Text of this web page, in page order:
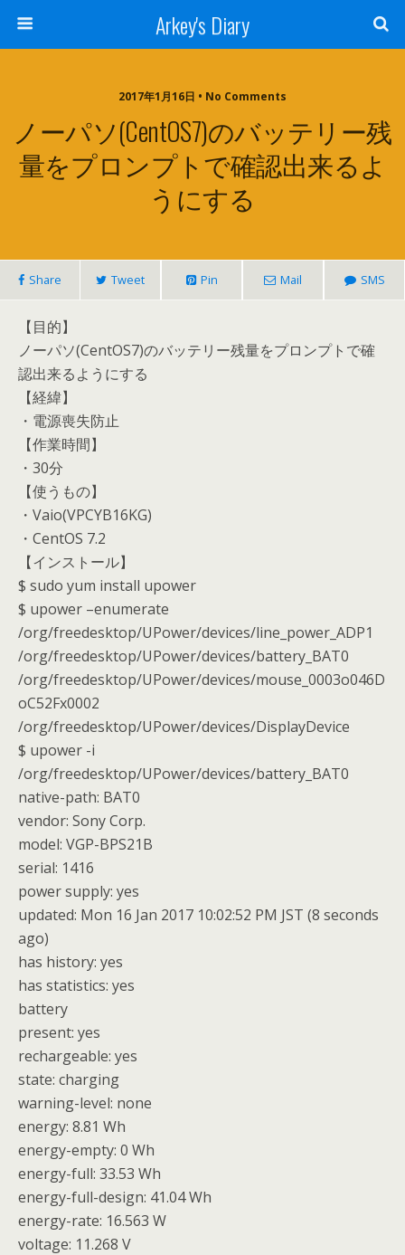
Arkey's Diary
2017年1月16日 • No Comments
ノーパソ(CentOS7)のバッテリー残
量をプロンプトで確認出来るよ
うにする
Share Tweet Pin Mail SMS
【目的】
ノーパソ(CentOS7)のバッテリー残量をプロンプトで確
認出来るようにする
【経緯】
・電源喪失防止
【作業時間】
・30分
【使うもの】
・Vaio(VPCYB16KG)
・CentOS 7.2
【インストール】
$ sudo yum install upower
$ upower –enumerate
/org/freedesktop/UPower/devices/line_power_ADP1
/org/freedesktop/UPower/devices/battery_BAT0
/org/freedesktop/UPower/devices/mouse_0003o046D
oC52Fx0002
/org/freedesktop/UPower/devices/DisplayDevice
$ upower -i
/org/freedesktop/UPower/devices/battery_BAT0
native-path: BAT0
vendor: Sony Corp.
model: VGP-BPS21B
serial: 1416
power supply: yes
updated: Mon 16 Jan 2017 10:02:52 PM JST (8 seconds
ago)
has history: yes
has statistics: yes
battery
present: yes
rechargeable: yes
state: charging
warning-level: none
energy: 8.81 Wh
energy-empty: 0 Wh
energy-full: 33.53 Wh
energy-full-design: 41.04 Wh
energy-rate: 16.563 W
voltage: 11.268 V